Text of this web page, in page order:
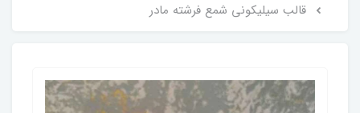
قالب سیلیکونی شمع فرشته مادر